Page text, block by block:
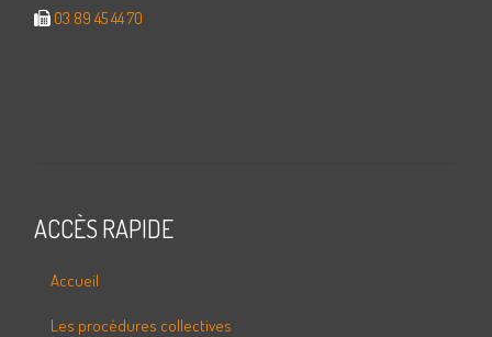
03 89 45 44 70
ACCÈS RAPIDE
Accueil
Les procédures collectives